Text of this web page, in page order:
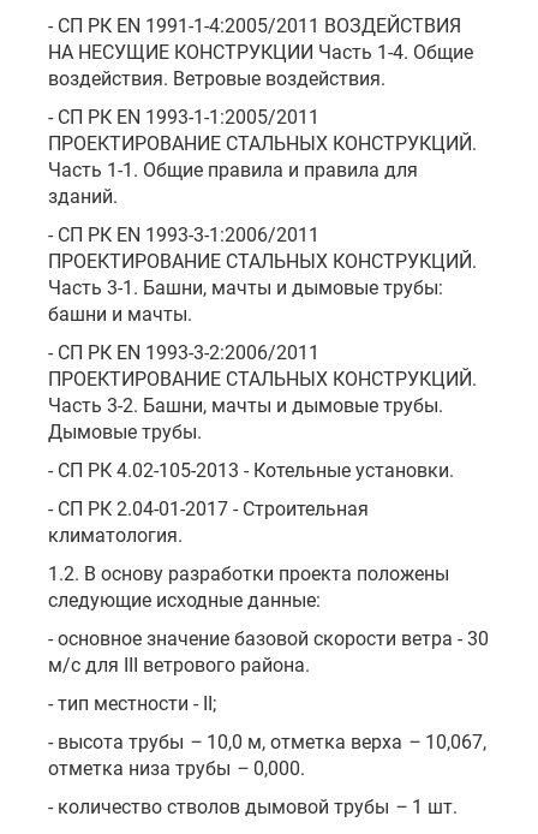
- СП РК EN 1991-1-4:2005/2011 ВОЗДЕЙСТВИЯ
НА НЕСУЩИЕ КОНСТРУКЦИИ Часть 1-4. Общие
воздействия. Ветровые воздействия.
- СП РК EN 1993-1-1:2005/2011
ПРОЕКТИРОВАНИЕ СТАЛЬНЫХ КОНСТРУКЦИЙ.
Часть 1-1. Общие правила и правила для
зданий.
- СП РК EN 1993-3-1:2006/2011
ПРОЕКТИРОВАНИЕ СТАЛЬНЫХ КОНСТРУКЦИЙ.
Часть 3-1. Башни, мачты и дымовые трубы:
башни и мачты.
- СП РК EN 1993-3-2:2006/2011
ПРОЕКТИРОВАНИЕ СТАЛЬНЫХ КОНСТРУКЦИЙ.
Часть 3-2. Башни, мачты и дымовые трубы.
Дымовые трубы.
- СП РК 4.02-105-2013 - Котельные установки.
- СП РК 2.04-01-2017 - Строительная
климатология.
1.2. В основу разработки проекта положены
следующие исходные данные:
- основное значение базовой скорости ветра - 30
м/с для III ветрового района.
- тип местности - II;
- высота трубы – 10,0 м, отметка верха – 10,067,
отметка низа трубы – 0,000.
- количество стволов дымовой трубы – 1 шт.